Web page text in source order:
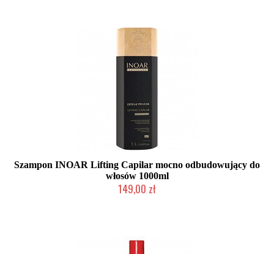
Szampon INOAR Lifting Capilar mocno odbudowujący do
włosów 1000ml
149,00 zł